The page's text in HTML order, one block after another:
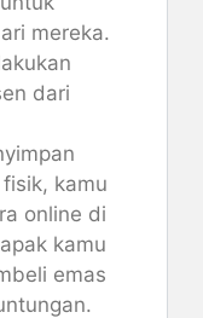
mereka.
dari
kamu
online di
kamu
emas